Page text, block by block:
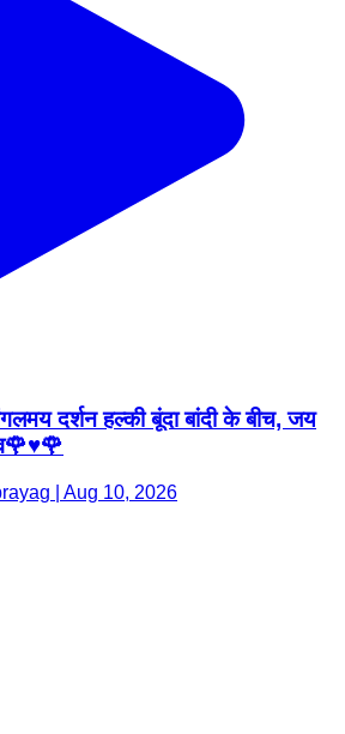
दर्शन हल्की बूंदा बांदी के बीच, जय
| Aug 10, 2026